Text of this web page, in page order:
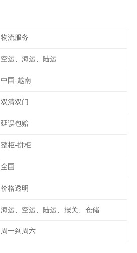
物流服务
空运、海运、陆运
中国-越南
双清双门
延误包赔
整柜-拼柜
全国
价格透明
海运、空运、陆运、报关、仓储
周一到周六